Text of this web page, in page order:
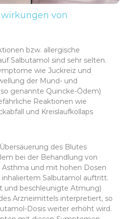
von
bzw. allergische
Salbutamol sind sehr selten.
wie Juckreiz und
der Mund- und
genannte Quincke-Ödem)
Reaktionen wie
und Kreislaufkollaps
des Blutes
bei der Behandlung von
und mit hohen Dosen
Salbutamol auftritt.
und beschleunigte Atmung)
Arzneimittels interpretiert, so
Dosis weiter erhöht wird.